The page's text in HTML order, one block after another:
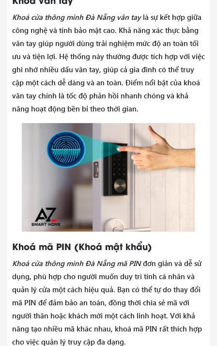
Khoá cửa thông minh Đà Nẵng vân taylà sự kết hợp giữa
công nghệ và tính bảo mật cao. Khả năng xác thực bằng
vân tay giúp người dùng trải nghiệm mức độ an toàn tối
ưu và tiện lợi. Hệ thống này thường được tích hợp với việc
ghi nhớ nhiều dấu vân tay, giúp cả gia đình có thể truy
cập một cách dễ dàng và an toàn. Điểm nổi bật của khoá
vân tay chính là tốc độ phản hồi nhanh chóng và khả
năng hoạt động bền bỉ theo thời gian.
Khoá mã PIN (Khoá mật khẩu)
Khoá cửa thông minh Đà Nẵng mã PINđơn giản và dễ sử
dụng, phù hợp cho người muốn duy trì tính cá nhân và
quản lý cửa một cách hiệu quả. Bạn có thể tự do thay đổi
mã PIN để đảm bảo an toàn, đồng thời chia sẻ mã với
người thân hoặc khách mời một cách linh hoạt. Với khả
năng tạo nhiều mã khác nhau, khoá mã PIN rất thích hợp
cho việc quản lý truy cập đa dạng.